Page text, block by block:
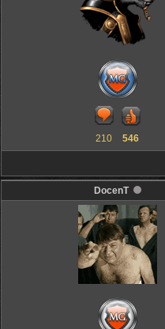
210 546
DocenT